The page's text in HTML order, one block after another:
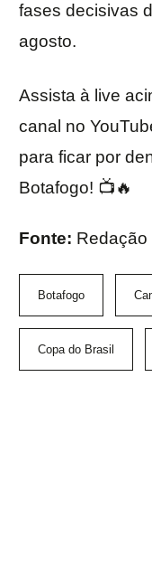
fases decisivas
agosto.
Assista à live
canal no
para ficar por
Botafogo! 📺🔥
Fonte:
Botafogo
Copa do Brasil